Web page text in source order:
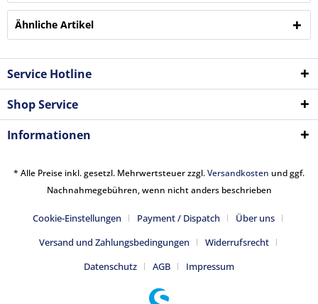
Ähnliche Artikel
Service Hotline
Shop Service
Informationen
* Alle Preise inkl. gesetzl. Mehrwertsteuer zzgl.Versandkosten und ggf.
Nachnahmegebühren, wenn nicht anders beschrieben
Cookie-Einstellungen Payment / Dispatch
Über uns
Versand und Zahlungsbedingungen
Widerrufsrecht
Datenschutz
AGB Impressum